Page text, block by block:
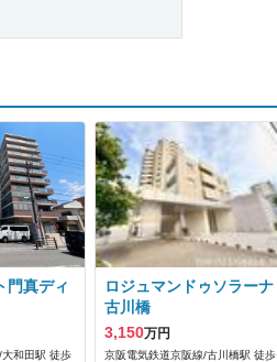
門真ディ
和田駅 徒歩
ロジュマンドゥソラーナ
古川橋
3,150万円
京阪電気鉄道京阪線/古川橋駅 徒歩